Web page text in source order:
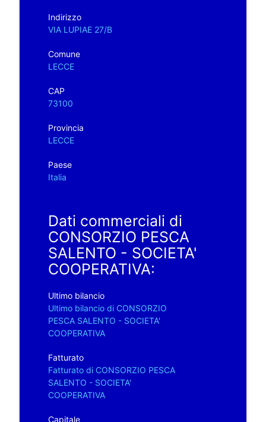
Indirizzo
VIA LUPIAE 27/B
Comune
LECCE
CAP
73100
Provincia
LECCE
Paese
Italia
Dati commerciali di
CONSORZIO PESCA
SALENTO - SOCIETA'
COOPERATIVA:
Ultimo bilancio
Ultimo bilancio di CONSORZIO
PESCA SALENTO - SOCIETA'
COOPERATIVA
Fatturato
Fatturato di CONSORZIO PESCA
SALENTO - SOCIETA'
COOPERATIVA
Capitale